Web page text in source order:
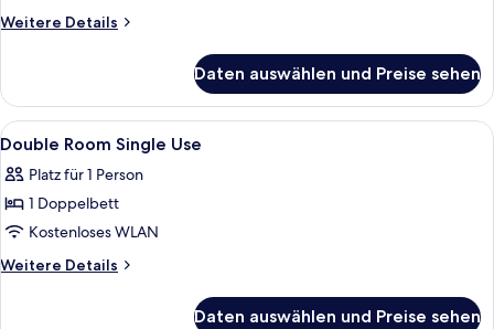
Weitere Details
Weitere
zur
Einzelnutzung
Daten auswählen und Preise sehen
Alle
Fotos
für
Double
Room
Single
Ein Hotelzimmer mit einem Bett,
3
Double Room Single Use
Platz für 1 Person
1 Doppelbett
Kostenloses WLAN
Weitere Details
Weitere
Daten auswählen und Preise sehen